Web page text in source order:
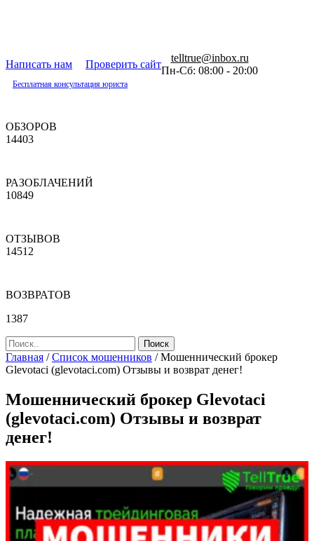
Написать нам Проверить сайт
telltrue@inbox.ru
Пн-Сб: 08:00 - 20:00
Бесплатная консультация юриста
ОБЗОРОВ
14403
РАЗОБЛАЧЕНИЙ
10849
ОТЗЫВОВ
14512
ВОЗВРАТОВ
1387
Главная /Список мошенников /Мошеннический брокер
Glevotaci (glevotaci.com) Отзывы и возврат денег!
Мошеннический брокер Glevotaci
(glevotaci.com) Отзывы и возврат
денег!